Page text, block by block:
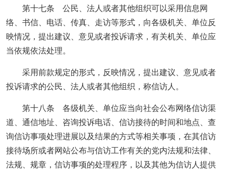
第十七条 公民、法人或者其他组织可以采用信息网
络、书信、电话、传真、走访等形式，向各级机关、单位反
映情况，提出建议、意见或者投诉请求，有关机关、单位应
当依规依法处理。
采用前款规定的形式，反映情况，提出建议、意见或者
投诉请求的公民、法人或者其他组织，称信访人。
第十八条 各级机关、单位应当向社会公布网络信访渠
道、通信地址、咨询投诉电话、信访接待的时间和地点、查
询信访事项处理进展以及结果的方式等相关事项，在其信访
接待场所或者网站公布与信访工作有关的党内法规和法律、
法规、规章，信访事项的处理程序，以及其他为信访人提供